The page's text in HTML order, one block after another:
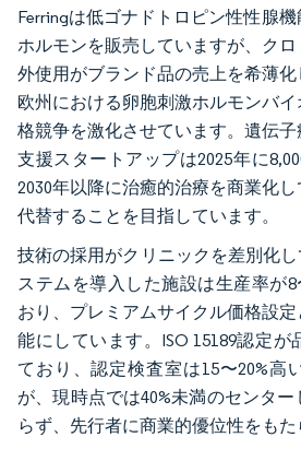
Ferringは低ゴナドトロピン性性腺
ホルモンを販売していますが、ク
外使用がブランド品の売上を希薄
欧州における卵胞刺激ホルモンバ
格競争を激化させています。遺伝
支援スタートアップは2025年に
2030年以降に治癒的治療を商業化
代替することを目指しています。
技術の採用がクリニックを差別化
ステムを導入した施設は生産率が8
おり、プレミアムサイクル価格設
能にしています。ISO 15189認定
ており、認定検査室は15〜20%高
が、現時点では40%未満のセンタ
らず、先行者に商業的優位性をもた